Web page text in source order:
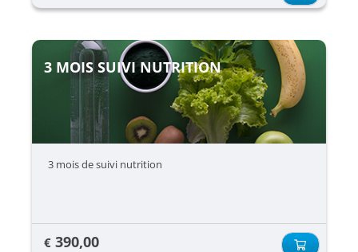
3 MOIS SUIVI NUTRITION
3 mois de suivi nutrition
€ 390,00